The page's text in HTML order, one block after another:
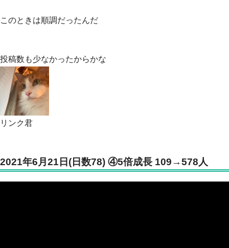
このときは順調だったんだ
投稿数も少なかったからかな
リンク君
2021年6月21日(日数78) ④5倍成長 109→578人